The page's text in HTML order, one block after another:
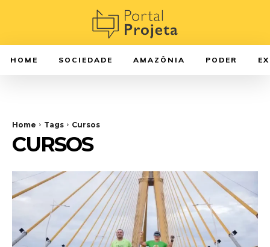
HOME SOCIEDADE AMAZÔNIA PODER
Home Tags Cursos
CURSOS